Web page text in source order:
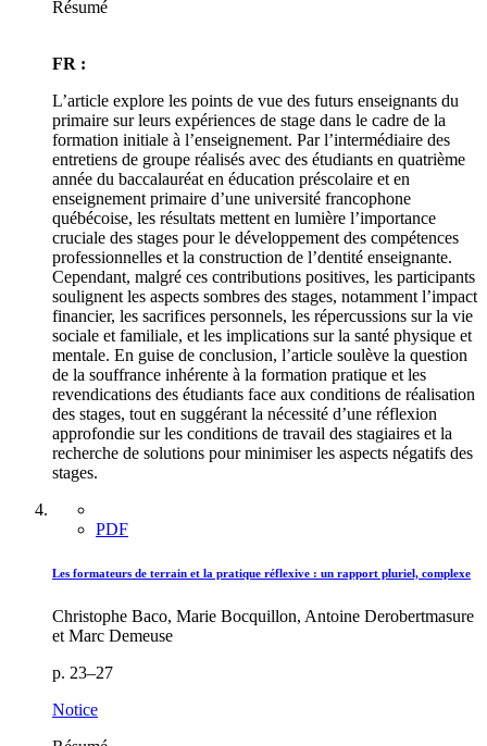
Résumé
FR :
L’article explore les points de vue des futurs enseignants du
primaire sur leurs expériences de stage dans le cadre de la
formation initiale à l’enseignement. Par l’intermédiaire des
entretiens de groupe réalisés avec des étudiants en quatrième
année du baccalauréat en éducation préscolaire et en
enseignement primaire d’une université francophone
québécoise, les résultats mettent en lumière l’importance
cruciale des stages pour le développement des compétences
professionnelles et la construction de l’dentité enseignante.
Cependant, malgré ces contributions positives, les participants
soulignent les aspects sombres des stages, notamment l’impact
financier, les sacrifices personnels, les répercussions sur la vie
sociale et familiale, et les implications sur la santé physique et
mentale. En guise de conclusion, l’article soulève la question
de la souffrance inhérente à la formation pratique et les
revendications des étudiants face aux conditions de réalisation
des stages, tout en suggérant la nécessité d’une réflexion
approfondie sur les conditions de travail des stagiaires et la
recherche de solutions pour minimiser les aspects négatifs des
stages.
PDF
Les formateurs de terrain et la pratique réflexive : un rapport pluriel, complexe
Christophe Baco, Marie Bocquillon, Antoine Derobertmasure
et Marc Demeuse
p. 23–27
Notice